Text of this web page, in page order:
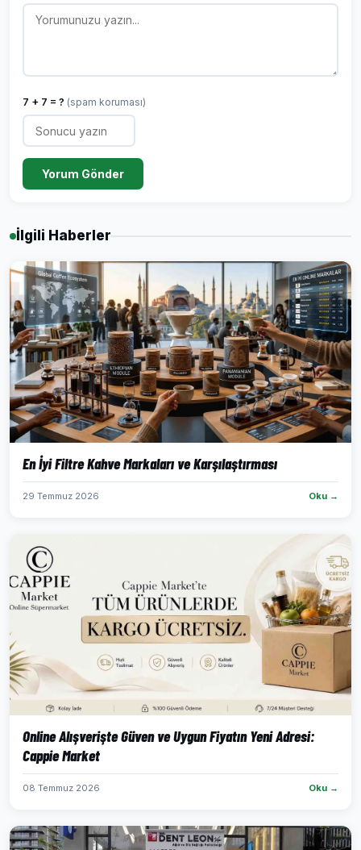
7 + 7 = ? (spam koruması)
Yorum Gönder
İlgili Haberler
En İyi Filtre Kahve Markaları ve Karşılaştırması
29 Temmuz 2026 Oku →
Online Alışverişte Güven ve Uygun Fiyatın Yeni Adresi:
Cappie Market
08 Temmuz 2026 Oku →